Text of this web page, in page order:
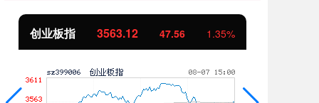
创业板指 3563.12 47.56 1.35%